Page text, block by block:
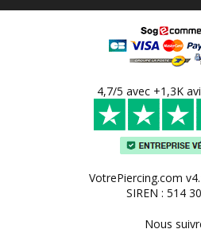
4,7/5 avec +1,3K
VotrePiercing.com
SIREN : 514
Nous